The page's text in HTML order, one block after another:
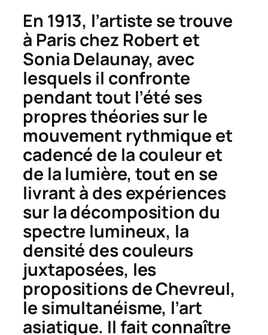
En 1913, l’artiste se trouve
à Paris chez Robert et
Sonia Delaunay, avec
lesquels il confronte
pendant tout l’été ses
propres théories sur le
mouvement rythmique et
cadencé de la couleur et
de la lumière, tout en se
livrant à des expériences
sur la décomposition du
spectre lumineux, la
densité des couleurs
juxtaposées, les
propositions de Chevreul,
le simultanéisme, l’art
asiatique. Il fait connaître